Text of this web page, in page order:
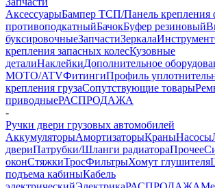
АксессуарыБампер ТСП/Панель крепления
противоподкатныйБачокБуфер резиновый
буксировочныеЗапчастиЗеркалаИнструмент
крепления запасных колесКузовные
деталиНаклейкиДополнительное
MOTO/ATVФитингиПрофиль
крепления грузаСопутствующие товары
приводныеРАСПРОДАЖА
-
Ручки двери грузовых автомобилей
АккумуляторыАмортизаторыКраныНасосы
двериПатрубки/Шланги радиатораПрочее
оконСтяжкиТросФильтрыХомут глушителя
подъема кабиныКабель